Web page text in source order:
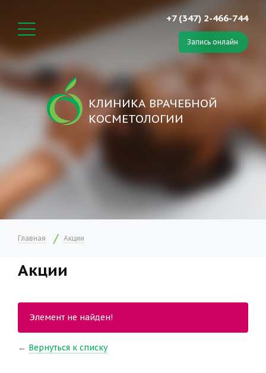
+7 (347) 2-466-744
Запись онлайн
КЛИНИКА ВРАЧЕБНОЙ
КОСМЕТОЛОГИИ
Главная Акции
Акции
Элемент не найден!
← Вернуться к списку